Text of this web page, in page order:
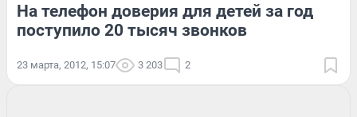
На телефон доверия для детей за год
поступило 20 тысяч звонков
23 марта, 2012, 15:07 3 203 2